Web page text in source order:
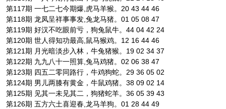
第117期 一七二七今期爆,虎马羊猴。20 43 44 46
第118期 龙凤呈祥事事发,兔龙马猪。01 05 08 47
第119期 好汉不吃眼前亏，狗兔鼠牛。44 04 42 24
第120期 世人得知功最高,鼠马猴鸡。12 16 44 46
第121期 月光暗淡步入林，牛兔猪猴。19 02 34 37
第122期 九九八十一照算,兔马鸡猪。02 06 38 47
第123期 四五二零同路行，牛鸡狗蛇。29 36 05 02
第124期 男儿两膝有黄金，牛鼠鸡猪。38 09 02 14
第125期 见其一未见其二，狗猪蛇羊。36 05 39 43
第126期 五方六土喜迎春,龙马羊狗。01 28 44 49